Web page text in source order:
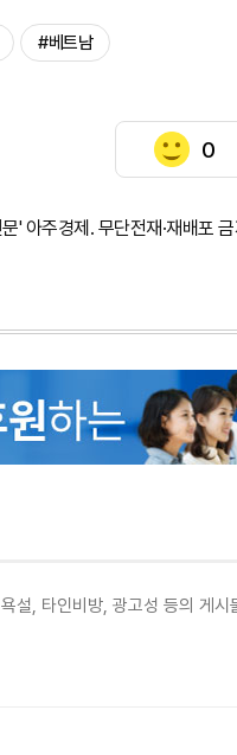
#베트남
0
' 아주경제. 무단전재·재배포 금